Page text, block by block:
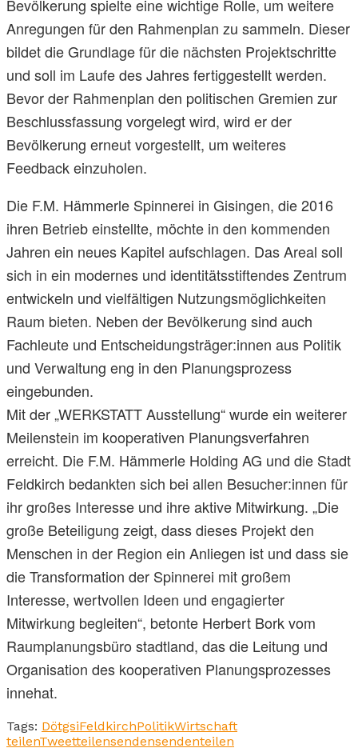
Bevölkerung spielte eine wichtige Rolle, um weitere
Anregungen für den Rahmenplan zu sammeln. Dieser
bildet die Grundlage für die nächsten Projektschritte
und soll im Laufe des Jahres fertiggestellt werden.
Bevor der Rahmenplan den politischen Gremien zur
Beschlussfassung vorgelegt wird, wird er der
Bevölkerung erneut vorgestellt, um weiteres
Feedback einzuholen.
Die F.M. Hämmerle Spinnerei in Gisingen, die 2016
ihren Betrieb einstellte, möchte in den kommenden
Jahren ein neues Kapitel aufschlagen. Das Areal soll
sich in ein modernes und identitätsstiftendes Zentrum
entwickeln und vielfältigen Nutzungsmöglichkeiten
Raum bieten. Neben der Bevölkerung sind auch
Fachleute und Entscheidungsträger:innen aus Politik
und Verwaltung eng in den Planungsprozess
eingebunden.
Mit der „WERKSTATT Ausstellung“ wurde ein weiterer
Meilenstein im kooperativen Planungsverfahren
erreicht. Die F.M. Hämmerle Holding AG und die Stadt
Feldkirch bedankten sich bei allen Besucher:innen für
ihr großes Interesse und ihre aktive Mitwirkung. „Die
große Beteiligung zeigt, dass dieses Projekt den
Menschen in der Region ein Anliegen ist und dass sie
die Transformation der Spinnerei mit großem
Interesse, wertvollen Ideen und engagierter
Mitwirkung begleiten“, betonte Herbert Bork vom
Raumplanungsbüro stadtland, das die Leitung und
Organisation des kooperativen Planungsprozesses
innehat.
Tags: DötgsiFeldkirchPolitikWirtschaft
teilenTweetteilensendensendenteilen